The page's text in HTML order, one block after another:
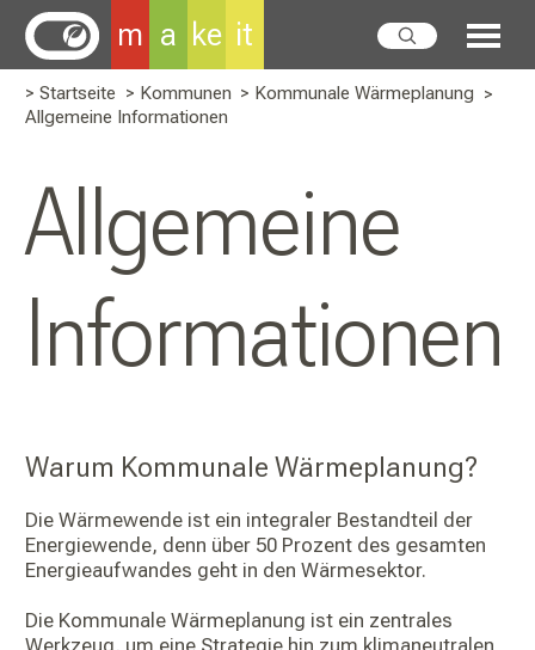
m a ke it
> Startseite > Kommunen > Kommunale Wärmeplanung >
Allgemeine Informationen
Allgemeine
Informationen
Warum Kommunale Wärmeplanung?
Die Wärmewende ist ein integraler Bestandteil der
Energiewende, denn über 50 Prozent des gesamten
Energieaufwandes geht in den Wärmesektor.
Die Kommunale Wärmeplanung ist ein zentrales
Werkzeug, um eine Strategie hin zum klimaneutralen